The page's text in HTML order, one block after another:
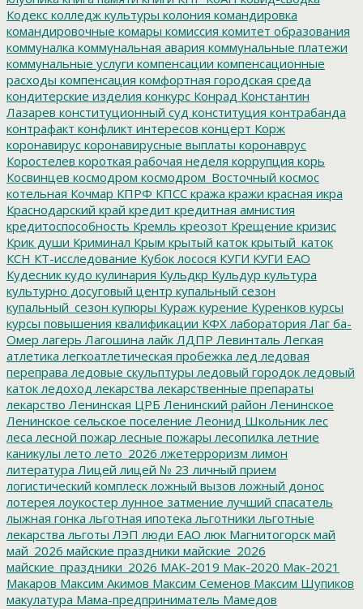
Кодекс колледж культуры колония командировка
командировочные комары комиссия комитет образования
коммуналка коммунальная авария коммунальные платежи
коммунальные услуги компенсации компенсационные
расходы компенсация комфортная городская среда
кондитерские изделия конкурс Конрад Константин
Лазарев конституционный суд конституция контрабанда
контрафакт конфликт интересов концерт Корж
коронавирус коронавирусные выплаты коронаврус
Коростелев короткая рабочая неделя коррупция корь
Косвинцев космодром космодром_Восточный космос
котельная Кочмар КПРФ КПСС кража кражи красная икра
Краснодарский край кредит кредитная амнистия
кредитоспособность Кремль креозот Крещение кризис
Крик души Криминал Крым крытый каток крытый_каток
КСН КТ-исследование Кубок лосося КУГИ КУГИ ЕАО
Кудесник кудо кулинария Кульдкр Кульдур культура
культурно досуговый центр купальный сезон
купальный_сезон купюры Кураж курение Куренков курсы
курсы повышения квалификации КФХ лаборатория Лаг ба-
Омер лагерь Лагошина лайк ЛДПР Левинталь Легкая
атлетика легкоатлетическая пробежка лед ледовая
переправа ледовые скульптуры ледовый городок ледовый
каток ледоход лекарства лекарственные препараты
лекарство Ленинская ЦРБ Ленинский район Ленинское
Ленинское сельское поселение Леонид Школьник лес
леса лесной пожар лесные пожары лесопилка летние
каникулы лето лето_2026 лжетерроризм лимон
литература Лицей лицей № 23 личный прием
логистический комплеск ложный вызов ложный донос
лотерея лоукостер лунное затмение лучший спасатель
лыжная гонка льготная ипотека льготники льготные
лекарства льготы ЛЭП люди ЕАО люк Магнитогорск май
май_2026 майские праздники майские_2026
майские_праздники_2026 МАК-2019 Мак-2020 Мак-2021
Макаров Максим Акимов Максим Семенов Максим Шупиков
макулатура Мама-предприниматель Мамедов